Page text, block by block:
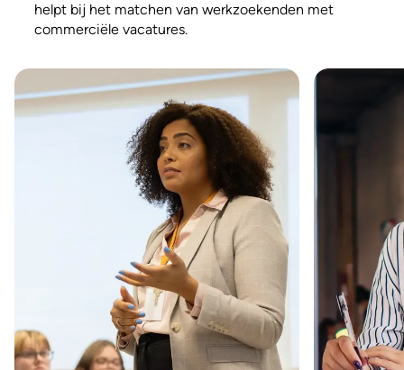
helpt bij het matchen van werkzoekenden met
commerciële vacatures.